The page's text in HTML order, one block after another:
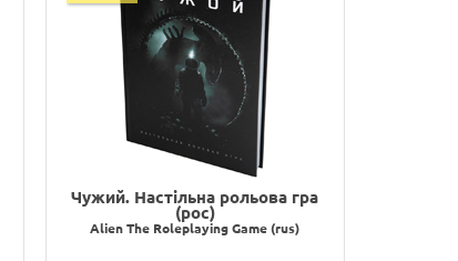
Чужий. Настільна рольова гра
(рос)
Alien The Roleplaying Game (rus)